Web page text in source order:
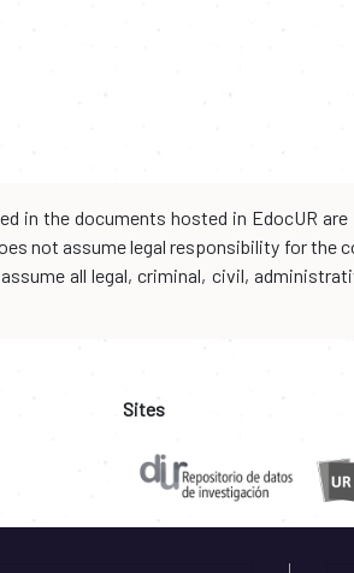
in the documents hosted in EdocUR
not assume legal responsibility for
all legal, criminal, civil,
Sites